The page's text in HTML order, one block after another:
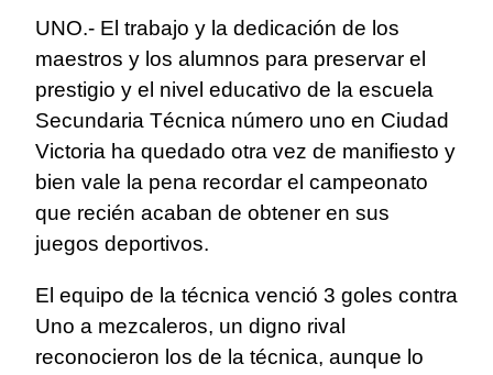
UNO.- El trabajo y la dedicación de los
maestros y los alumnos para preservar el
prestigio y el nivel educativo de la escuela
Secundaria Técnica número uno en Ciudad
Victoria ha quedado otra vez de manifiesto y
bien vale la pena recordar el campeonato
que recién acaban de obtener en sus
juegos deportivos.
El equipo de la técnica venció 3 goles contra
Uno a mezcaleros, un digno rival
reconocieron los de la técnica, aunque lo